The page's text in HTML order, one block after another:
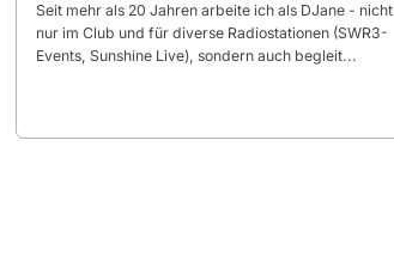
Seit mehr als 20 Jahren arbeite ich als DJane - nicht
nur im Club und für diverse Radiostationen (SWR3-
Events, Sunshine Live), sondern auch begleit...